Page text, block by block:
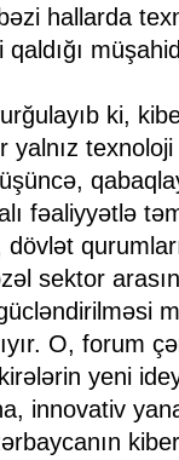
hallarda
ki,
yalnız
fəaliyyətlə
sektor
O, forum
yeni
innovativ